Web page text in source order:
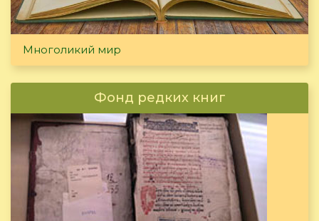
Многоликий мир
Фонд редких книг